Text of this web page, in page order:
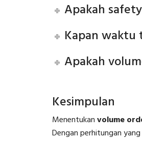
Apakah
Kapan waktu
Apakah
Kesimpulan
Menentukanvolume
Dengan perhitungan